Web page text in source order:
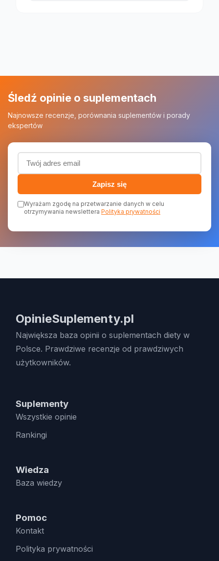
Śledź opinie o suplementach
Najnowsze recenzje, porównania suplementów i porady
ekspertów
Adres email (wymagany)
Zapisz się
Wyrażam zgodę na przetwarzanie danych w celu
otrzymywania newslettera Polityka prywatności
OpinieSuplementy.pl
Największa baza opinii o suplementach diety w
Polsce. Prawdziwe recenzje od prawdziwych
użytkowników.
Suplementy
Wszystkie opinie
Rankingi
Wiedza
Baza wiedzy
Pomoc
Kontakt
Polityka prywatności